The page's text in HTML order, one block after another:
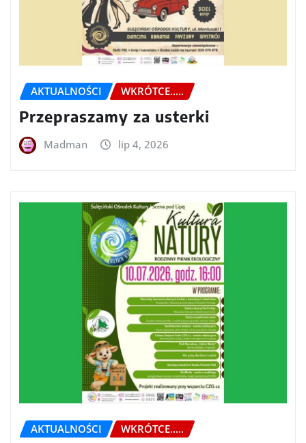
AKTUALNOŚCI WKRÓTCE.....
Przepraszamy za usterki
Madman lip 4, 2026
AKTUALNOŚCI WKRÓTCE.....